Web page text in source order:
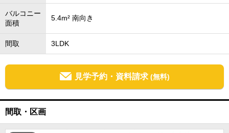
バルコニー
面積
5.4m² 南向き
間取 3LDK
見学予約・資料請求 (無料)
間取・区画